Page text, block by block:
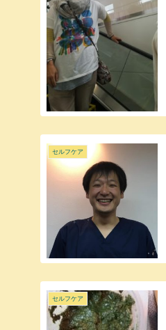
セルフケア
セルフケア